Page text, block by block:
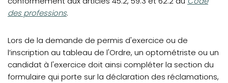
Effectuer un retour à la pratique
Encadrement de la pratique professionnelle
Formation continue
Inspection professionnelle
des professions.
Lors de la demande de permis d'exercice ou de
l’inscription au tableau de l'Ordre, un optométriste ou un
candidat à l'exercice doit ainsi compléter la section du
formulaire qui porte sur la déclaration des réclamations,